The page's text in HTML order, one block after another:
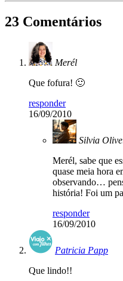
23 Comentários
Merél
Que fofura! 🙂
responder
16/09/2010
Silvia
Merél, sabe que
quase meia hora
observando…
história! Foi um
responder
16/09/2010
Patricia Papp
Que lindo!!